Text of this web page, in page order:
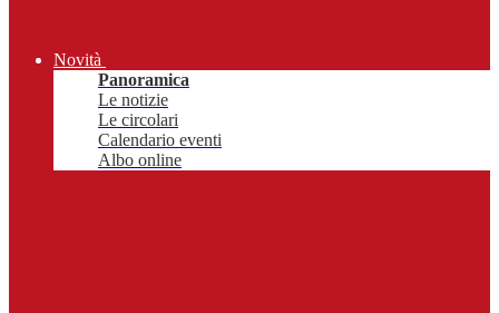
Novità
Panoramica
Le notizie
Le circolari
Calendario eventi
Albo online